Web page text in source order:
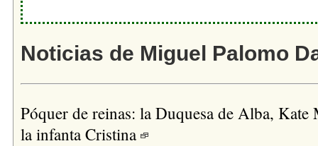
Noticias de Miguel Palomo
Póquer de reinas: la Duquesa de Alba,
la infanta Cristina